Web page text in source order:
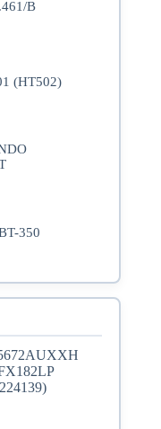
B
(HT502)
350